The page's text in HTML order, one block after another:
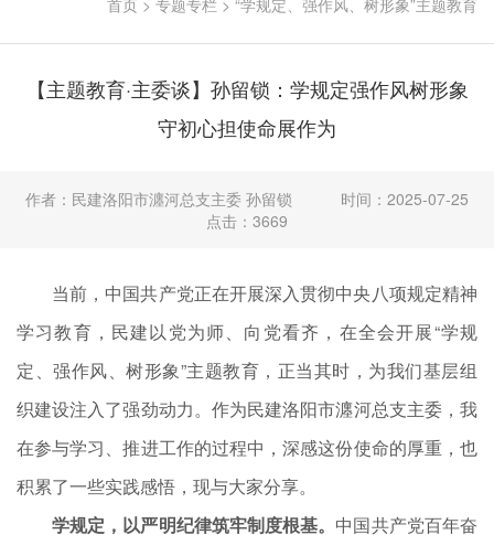
首页 > 专题专栏 > “学规定、强作风、树形象”主题教育
【主题教育·主委谈】孙留锁：学规定强作风树形象
守初心担使命展作为
作者：民建洛阳市瀍河总支主委 孙留锁
时间：2025-07-25
点击：3669
当前，中国共产党正在开展深入贯彻中央八项规定精神
学习教育，民建以党为师、向党看齐，在全会开展“学规
定、强作风、树形象”主题教育，正当其时，为我们基层组
织建设注入了强劲动力。作为民建洛阳市瀍河总支主委，我
在参与学习、推进工作的过程中，深感这份使命的厚重，也
积累了一些实践感悟，现与大家分享。
学规定，以严明纪律筑牢制度根基。 中国共产党百年奋